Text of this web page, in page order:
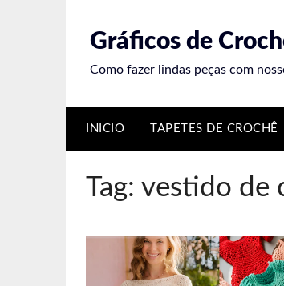
Gráficos de
Como fazer lindas peças com
INICIO TAPETES DE CROCHÊ
Tag: vestido de